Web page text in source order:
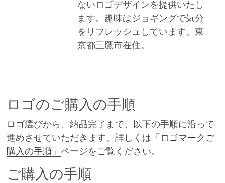
ないロゴデザインを提供いたし
ます。趣味はジョギングで気分
をリフレッシュしています。東
京都三鷹市在住。
ロゴのご購入の手順
ロゴ選びから、納品完了まで、以下の手順に沿って
進めさせていただきます。詳しくは 「ロゴマークご
購入の手順」ページをご覧ください。
ご購入の手順